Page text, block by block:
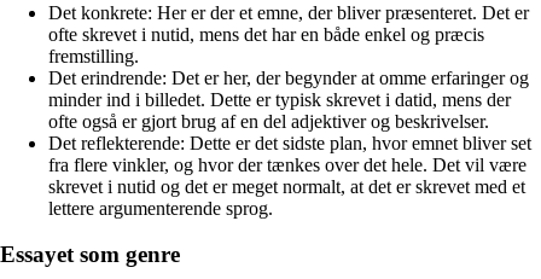
Det konkrete: Her er der et emne, der bliver præsenteret. Det er
ofte skrevet i nutid, mens det har en både enkel og præcis
fremstilling.
Det erindrende: Det er her, der begynder at omme erfaringer og
minder ind i billedet. Dette er typisk skrevet i datid, mens der
ofte også er gjort brug af en del adjektiver og beskrivelser.
Det reflekterende: Dette er det sidste plan, hvor emnet bliver set
fra flere vinkler, og hvor der tænkes over det hele. Det vil være
skrevet i nutid og det er meget normalt, at det er skrevet med et
lettere argumenterende sprog.
Essayet som genre